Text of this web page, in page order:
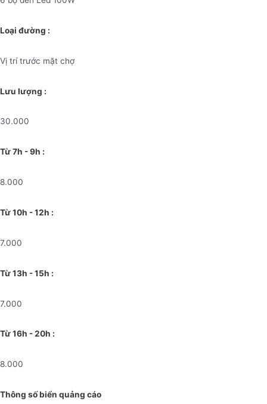
Loại đường :
Vị trí trước mặt chợ
Lưu lượng :
30.000
Từ 7h - 9h :
8.000
Từ 10h - 12h :
7.000
Từ 13h - 15h :
7.000
Từ 16h - 20h :
8.000
Thông số biển quảng cáo